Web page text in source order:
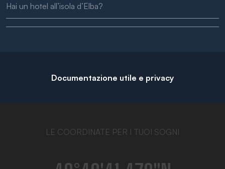
Hai un hotel all’isola d’Elba?
Documentazione utile e privacy
LE COORDINATE PER I TUOI SOGNI